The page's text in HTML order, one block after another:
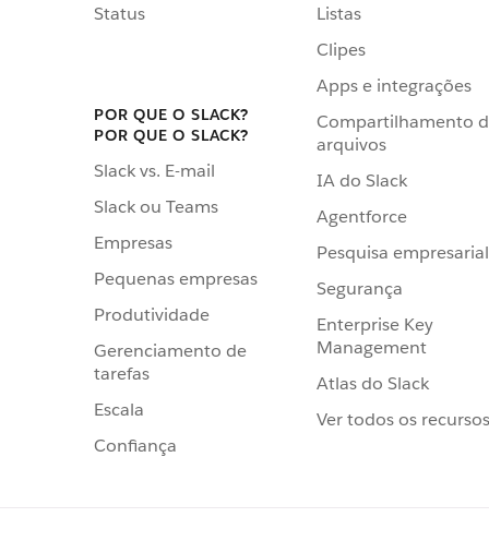
Status
POR QUE O SLACK?
POR QUE O SLACK?
Slack vs. E-mail
Slack ou Teams
Empresas
Pequenas empresas
Produtividade
Gerenciamento de
tarefas
Escala
Confiança
Listas
Clipes
Apps e integrações
Compartilhamento
arquivos
IA do Slack
Agentforce
Pesquisa empresarial
Segurança
Enterprise Key
Management
Atlas do Slack
Ver todos os recursos